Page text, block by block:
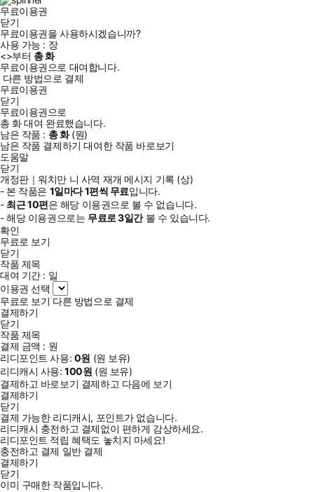
무료이용권
닫기
무료이용권을 사용하시겠습니까?
사용 가능 : 장
<>부터 총화
무료이용권으로 대여합니다.
다른 방법으로 결제
무료이용권
닫기
무료이용권으로
총 화대여 완료했습니다.
남은 작품 : 총화(원)
남은 작품 결제하기 대여한 작품 바로보기
도움말
닫기
개정판｜워치만 니 사역 재개 메시지 기록 (상)
- 본 작품은 1일마다1편씩 무료입니다.
- 최근10편은 해당 이용권으로 볼 수 없습니다.
- 해당 이용권으로는 무료로3일간볼 수 있습니다.
확인
무료로 보기
닫기
작품 제목
대여 기간 : 일
이용권 선택
무료로 보기 다른 방법으로 결제
결제하기
닫기
작품 제목
결제 금액 : 원
리디포인트 사용: 0원 (원 보유)
리디캐시 사용:100원 (원 보유)
결제하고 바로보기 결제하고 다음에 보기
결제하기
닫기
결제 가능한 리디캐시, 포인트가 없습니다.
리디캐시 충전하고 결제없이 편하게 감상하세요.
리디포인트 적립 혜택도 놓치지 마세요!
충전하고 결제 일반 결제
결제하기
닫기
이미 구매한 작품입니다.